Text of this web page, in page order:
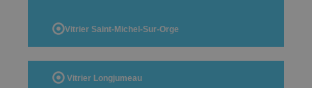
Vitrier Saint-Michel-Sur-Orge
Vitrier Longjumeau